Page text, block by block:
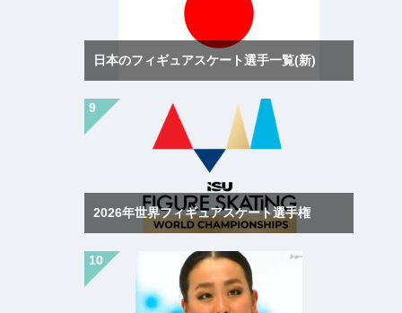
日本のフィギュアスケート選手一覧(新)
2026年世界フィギュアスケート選手権